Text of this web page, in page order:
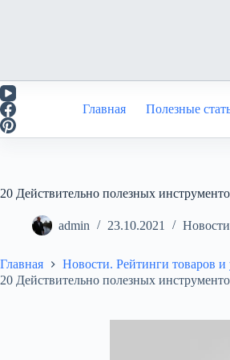
Главная Полезные
20 Действительно полезных
admin 23.10.2021
Главная
Новости. Рейтинги товаров и
20 Действительно полезных